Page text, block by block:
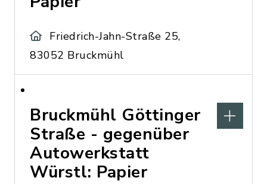
Friedrich-Jahn-Straße 25,
83052 Bruckmühl
Bruckmühl Göttinger
Straße - gegenüber
Autowerkstatt
Würstl: Papier